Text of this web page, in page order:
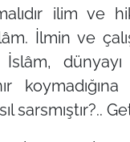
ilim ve
İlmin ve
İslâm,
sarsmıştır?..